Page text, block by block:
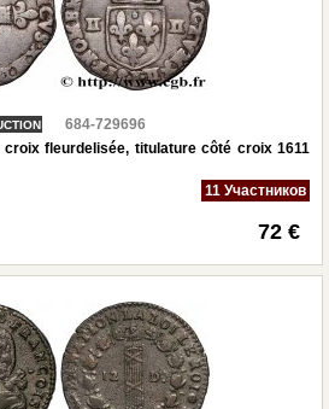
684-729696
croix fleurdelisée, titulature côté croix 1611
11 Участников
72 €